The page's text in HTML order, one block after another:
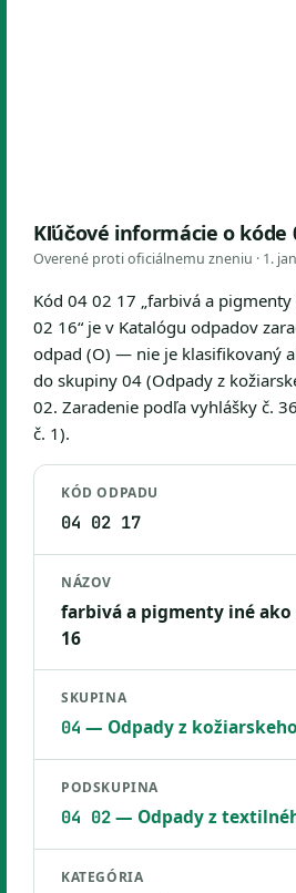
Kľúčové informácie o kóde
Overené proti oficiálnemu zneniu · 1.
Kód 04 02 17 „farbivá a
02 16“ je v Katalógu odpadov
odpad (O) — nie je klasifikovaný
do skupiny 04 (Odpady z
02. Zaradenie podľa vyhlášky č.
č. 1).
KÓD ODPADU
04 02 17
NÁZOV
farbivá a pigmenty iné ako
16
SKUPINA
04 — Odpady z kožiarskeho
PODSKUPINA
04 02— Odpady z
KATEGÓRIA